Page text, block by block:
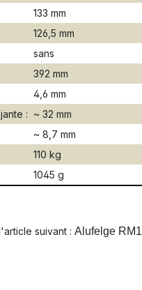
133 mm
126,5 mm
sans
392 mm
4,6 mm
: ~ 32 mm
~ 8,7 mm
110 kg
1045 g
suivant : Alufelge